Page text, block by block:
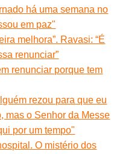
há uma semana no
em paz"
melhora”. Ravasi: “É
renunciar”
renunciar porque tem
rezou para que eu
mas o Senhor da Messe
por um tempo"
O mistério dos